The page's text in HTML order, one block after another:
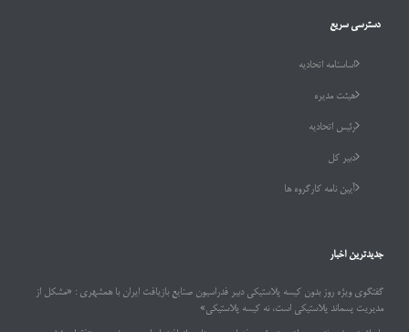
دسترسی سریع
اساسنامه اتحادیه
هیئت مدیره
رئیس اتحادیه
دبیر کل
آیین نامه کارگروه ها
جدیدترین اخبار
گفتگوی ویژه روز بدون کیسه پلاستیکی دبیر فدراسیون صنایع بازیافت ایران با همشهری : «مشکل از
مدیریت پسماند پلاستیکی است، نه کیسه پلاستیکی»